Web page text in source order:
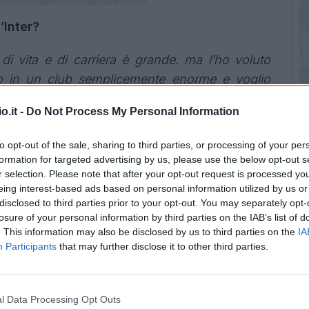
- Do Not Process My Personal Information
opt-out of the sale, sharing to third parties, or processing of your
for targeted advertising by us, please use the below opt-out
selection. Please note that after your opt-out request is processed
interest-based ads based on personal information utilized by us
to third parties prior to your opt-out. You may separately
of your personal information by third parties on the IAB’s list of
This information may also be disclosed by us to third parties on the
Participants that may further disclose it to other third parties.
Data Processing Opt Outs
vita e di carriera è grande. ma l’ho voluto
in un club semplicemente enorme e voglio
crescere come calciatore e come
finora?
dettaglio, ma mi ha impressionato molto
Sanno che vengo da un altro mondo e devo
po’ nervoso ed emozionato, mi chiedevo
dentro. Ma quando sono arrivato, ho visto
sanno anche rilassarsi e godersi il momento.
campioni così siano macchine, invece
positiva".